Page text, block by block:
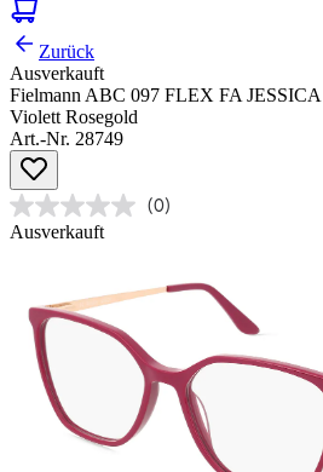
Zurück
Ausverkauft
Fielmann ABC 097 FLEX FA JESSICA
Violett Rosegold
Art.-Nr. 28749
(0)
Ausverkauft